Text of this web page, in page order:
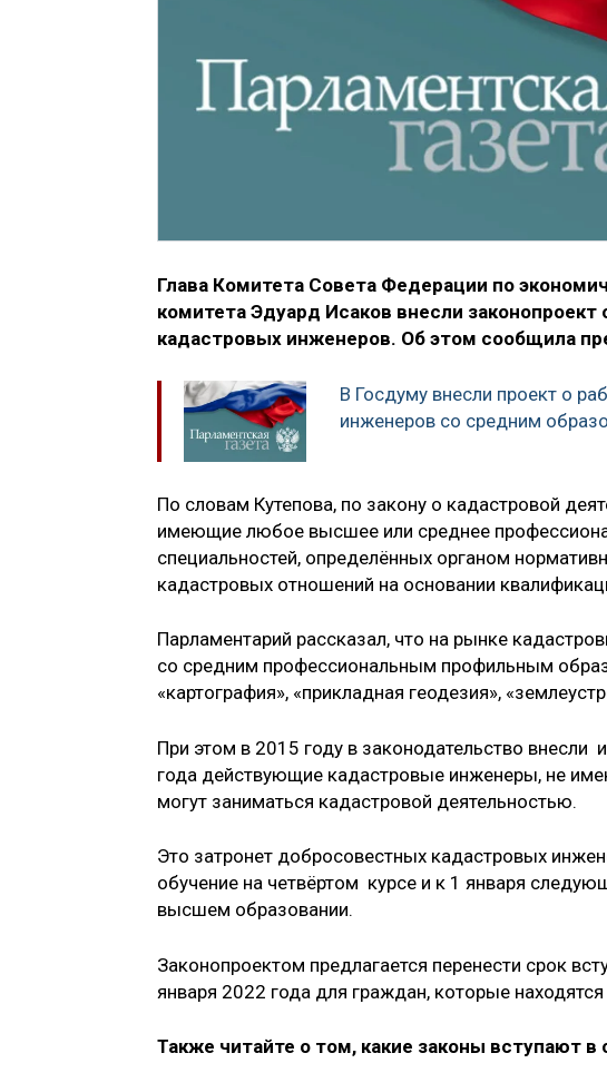
Глава Комитета Совета Федерации по
комитета Эдуард Исаков внесли
кадастровых инженеров. Об этом сообщила
В Госдуму внесли проект о
инженеров со средним
По словам Кутепова, по закону о кадастровой
имеющие любое высшее или среднее
специальностей, определённых органом
кадастровых отношений на основании
Парламентарий рассказал, что на рынке
со средним профессиональным профильным
«картография», «прикладная геодезия»,
При этом в 2015 году в законодательство
года действующие кадастровые инженеры, не
могут заниматься кадастровой деятельностью.
Это затронет добросовестных кадастровых
обучение на четвёртом курсе и к 1 января
высшем образовании.
Законопроектом предлагается перенести срок
января 2022 года для граждан, которые
Также читайте о том, какие законы вступают в